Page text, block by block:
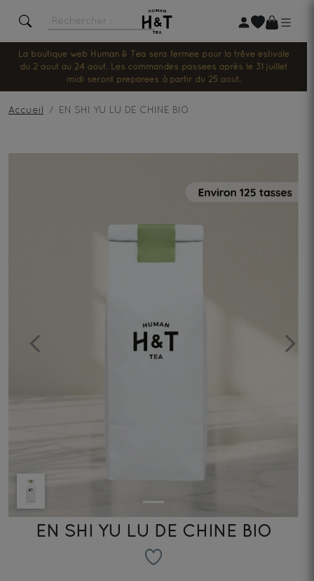
La boutique web Human & Tea sera fermée pour la trêve estivale
du 2 août au 24 août. Les commandes passées après le 31 juillet
midi seront préparées à partir du 25 août.
Accueil EN SHI YU LU DE CHINE BIO
Previous Next
EN SHI YU LU DE CHINE BIO